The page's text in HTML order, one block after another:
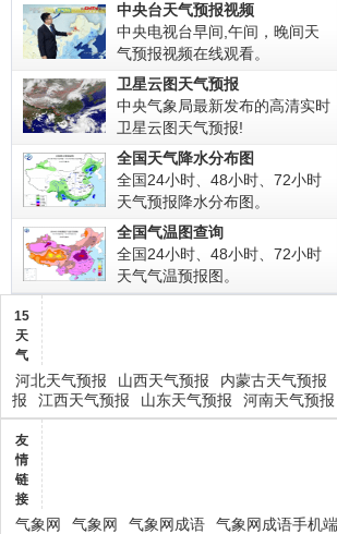
中央台天气预报视频
中央电视台早间,午间，晚间天
气预报视频在线观看。
卫星云图天气预报
中央气象局最新发布的高清实时
卫星云图天气预报!
全国天气降水分布图
全国24小时、48小时、72小时
天气预报降水分布图。
全国气温图查询
全国24小时、48小时、72小时
天气气温预报图。
15
天
气
河北天气预报 山西天气预报 内蒙古天气预报
报
江西天气预报 山东天气预报 河南天气预报
友
情
链
接
气象网 气象网 气象网成语 气象网成语手机端